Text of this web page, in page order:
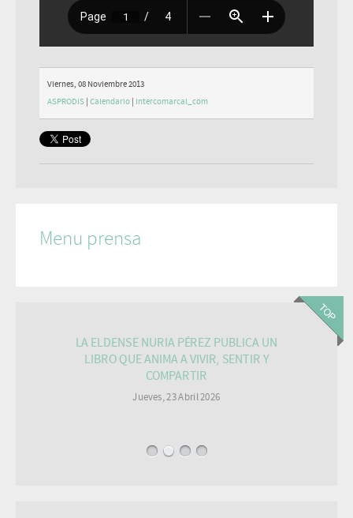
Viernes, 08 Noviembre 2013
ASPRODIS | Calendario | Intercomarcal_com
Menu prensa
LA ELDENSE NURIA PÉREZ PUBLICA UN
LIBRO QUE ANIMA A VIVIR, SENTIR Y
COMPARTIR
Jueves, 23 Abril 2026